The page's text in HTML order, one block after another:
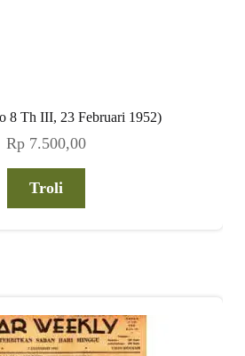
8 Th III, 23 Februari 1952)
Rp 7.500,00
Troli